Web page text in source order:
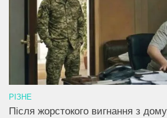
РІЗНЕ
Після жорстокого вигнання з